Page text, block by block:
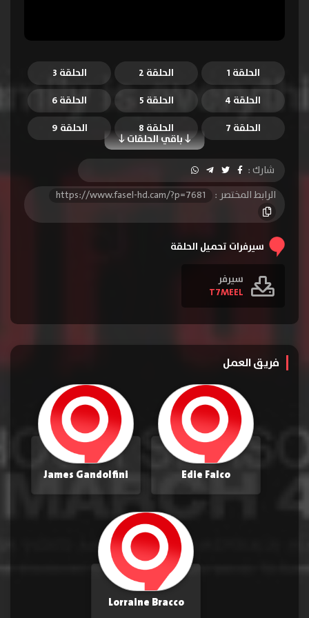
الحلقة 1 الحلقة 2
الحلقة 3
الحلقة 4
الحلقة 5 الحلقة 6
باقي الحلقات
الحلقة 7 الحلقة 8
الحلقة 9
الحلقة 10
الحلقة 11
الحلقة 12
الحلقة 13
شارك :
الرابط المختصر :
https://www.fasel-hd.cam/?p=7681
سيرفرات تحميل الحلقة
سيرفر
T7MEEL
فريق العمل
Edie Falco
James Gandolfini
Lorraine Bracco